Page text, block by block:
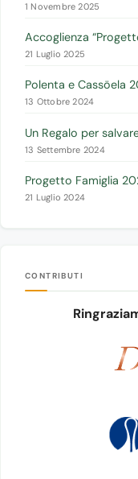
1 Novembre 2025
Accoglienza
21 Luglio 2025
Polenta e Cassöela
13 Ottobre 2024
Un Regalo per
13 Settembre 2024
Progetto Famiglia
21 Luglio 2024
CONTRIBUTI